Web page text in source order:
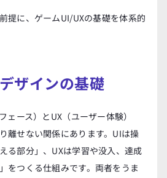
提に、ゲームUI/UXの基礎を体系的
ザインの基礎
ェース）とUX（ユーザー体験）
離せない関係にあります。UIは操
る部分」、UXは学習や没入、達成
をつくる仕組みです。両者をうま